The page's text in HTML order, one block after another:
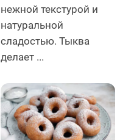
нежной текстурой и
натуральной
сладостью. Тыква
делает ...